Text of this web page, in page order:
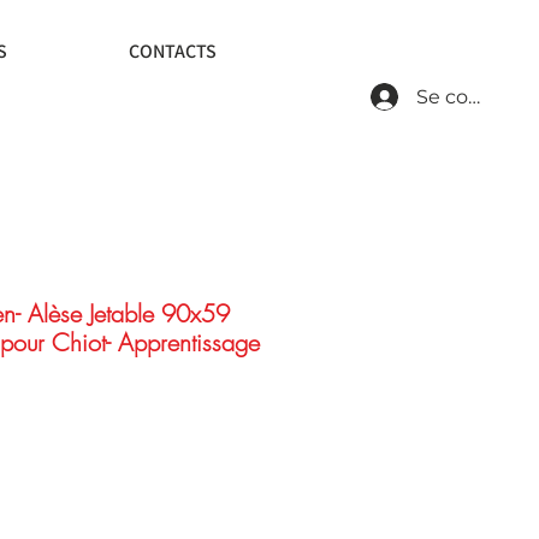
CONTACTS
Se
Alèse Jetable 90x59
Chiot- Apprentissage